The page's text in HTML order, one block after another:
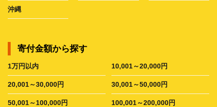
沖縄
寄付金額から探す
1万円以内 10,001～20,000円
20,001～30,000円 30,001～50,000円
50,001～100,000円 100,001～200,000円